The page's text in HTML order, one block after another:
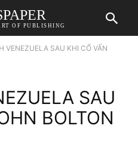
OF PUBLISHING
VENEZUELA SAU KHI CỐ VẤN
SAU
BOLTON